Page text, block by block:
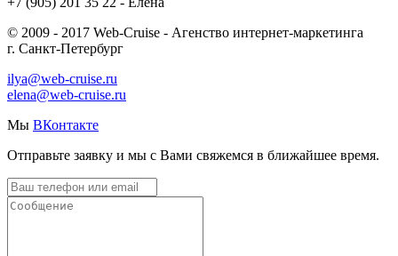
© 2009 - 2017 Web-Cruise - Агенство интернет-маркетинга
г. Санкт-Петербург
ilya@web-cruise.ru
elena@web-cruise.ru
Мы ВКонтакте
Отправьте заявку и мы с Вами свяжемся в ближайшее время.